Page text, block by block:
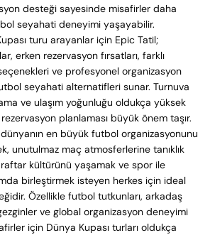
desteği sayesinde misafirler daha
seyahati deneyimi yaşayabilir.
turu arayanlar için Epic Tatil;
erken rezervasyon fırsatları, farklı
ve profesyonel organizasyon
seyahati alternatifleri sunar. Turnuva
ve ulaşım yoğunluğu oldukça yüksek
planlaması büyük önem taşır.
dünyanın en büyük futbol organizasyonunu
unutulmaz maç atmosferlerine tanıklık
kültürünü yaşamak ve spor ile
birleştirmek isteyen herkes için ideal
Özellikle futbol tutkunları, arkadaş
ve global organizasyon deneyimi
için Dünya Kupası turları oldukça